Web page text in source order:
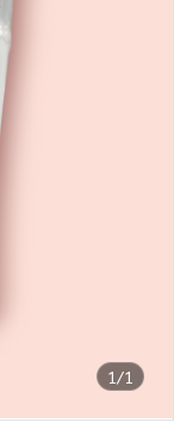
1/1